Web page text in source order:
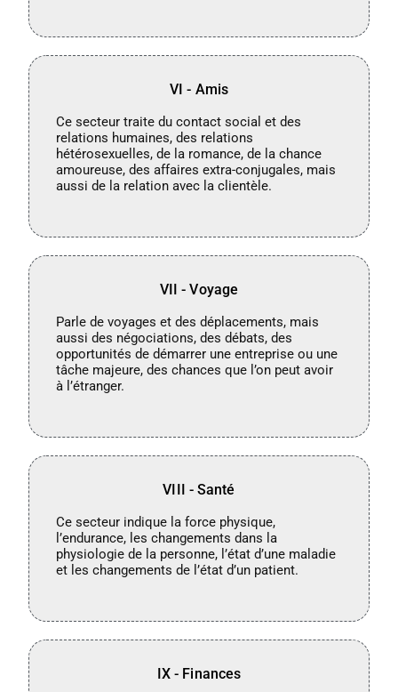
VI - Amis
Ce secteur traite du contact social et des
relations humaines, des relations
hétérosexuelles, de la romance, de la chance
amoureuse, des affaires extra-conjugales, mais
aussi de la relation avec la clientèle.
VII - Voyage
Parle de voyages et des déplacements, mais
aussi des négociations, des débats, des
opportunités de démarrer une entreprise ou une
tâche majeure, des chances que l’on peut avoir
à l’étranger.
VIII - Santé
Ce secteur indique la force physique,
l’endurance, les changements dans la
physiologie de la personne, l’état d’une maladie
et les changements de l’état d’un patient.
IX - Finances